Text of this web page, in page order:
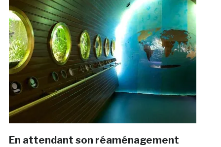
En attendant son réaménagement